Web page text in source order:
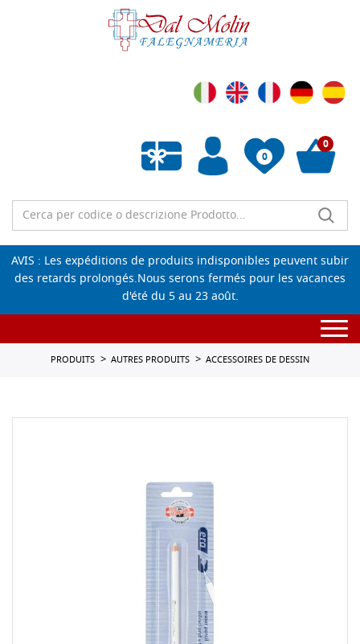
0
Liste de souhaits vide
0
AVIS : Les expéditions de produits indisponibles peuvent subir
des retards prolongés.Nous serons fermés pour les vacances
d'été du 5 au 23 août.
PRODUITS AUTRES PRODUITS ACCESSOIRES DE DESSIN